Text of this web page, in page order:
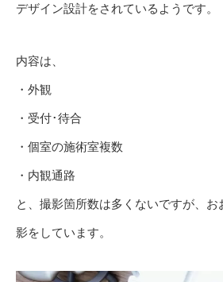
デザイン設計をされているようです。
内容は、
・外観
・受付･待合
・個室の施術室複数
・内観通路
と、撮影箇所数は多くないですが、
影をしています。